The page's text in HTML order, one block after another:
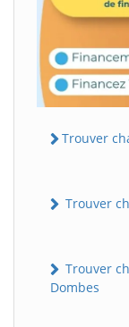
Trouver
Trouver
Trouver
Dombes